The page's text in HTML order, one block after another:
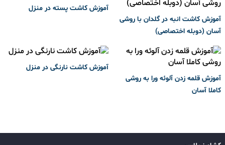
آموزش کاشت انبه در گلدان با روشی
آسان (دوبله اختصاصی)
آموزش کاشت پسته در منزل
آموزش قلمه زدن آلوئه ورا به روشی
کاملا آسان
آموزش کاشت نارنگی در منزل